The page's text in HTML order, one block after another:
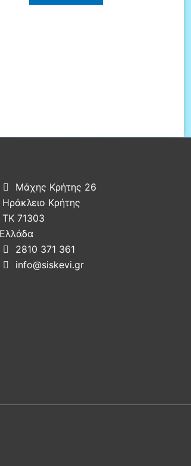

Μάχης Κρήτης 26
Ηράκλειο Κρήτης
ΤΚ 71303
Ελλάδα
 2810 371 361
 info@siskevi.gr